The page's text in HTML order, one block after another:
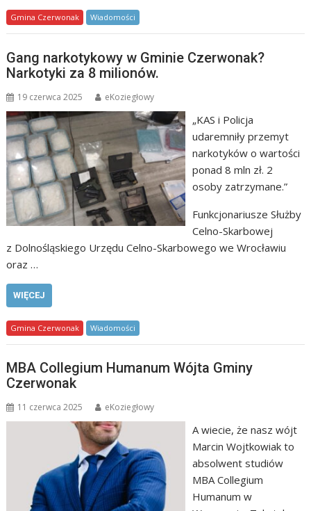
Gmina Czerwonak Wiadomości
Gang narkotykowy w Gminie Czerwonak?
Narkotyki za 8 milionów.
19 czerwca 2025 eKoziegłowy
„KAS i Policja
udaremniły przemyt
narkotyków o wartości
ponad 8 mln zł. 2
osoby zatrzymane.”
Funkcjonariusze Służby
Celno-Skarbowej
z Dolnośląskiego Urzędu Celno-Skarbowego we Wrocławiu
oraz …
WIĘCEJ
Gmina Czerwonak Wiadomości
MBA Collegium Humanum Wójta Gminy
Czerwonak
11 czerwca 2025 eKoziegłowy
A wiecie, że nasz wójt
Marcin Wojtkowiak to
absolwent studiów
MBA Collegium
Humanum w